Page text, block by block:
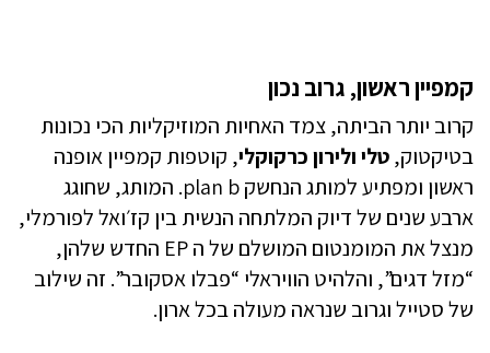
קמפיין ראשון, גרוב נכון
קרוב יותר הביתה, צמד האחיות המוזיקליות הכי נכונות
בטיקטוק,טלי ולירון כרקוקלי, קוטפות קמפיין אופנה
ראשון ומפתיע למותג הנחשק plan b. המותג, שחוגג
ארבע שנים של דיוק המלתחה הנשית בין קז׳ואל לפורמלי,
מנצל את המומנטום המושלם של ה EP החדש שלהן,
“מזל דגים”, והלהיט הוויראלי “פבלו אסקובר”. זה שילוב
של סטייל וגרוב שנראה מעולה בכל ארון.